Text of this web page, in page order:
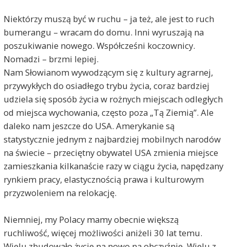
Niektórzy muszą być w ruchu – ja też, ale jest to ruch
bumerangu – wracam do domu. Inni wyruszają na
poszukiwanie nowego. Współcześni koczownicy.
Nomadzi – brzmi lepiej.
Nam Słowianom wywodzącym się z kultury agrarnej,
przywykłych do osiadłego trybu życia, coraz bardziej
udziela się sposób życia w rożnych miejscach odległych
od miejsca wychowania, często poza „Tą Ziemią”. Ale
daleko nam jeszcze do USA. Amerykanie są
statystycznie jednym z najbardziej mobilnych narodów
na świecie – przeciętny obywatel USA zmienia miejsce
zamieszkania kilkanaście razy w ciągu życia, napędzany
rynkiem pracy, elastycznością prawa i kulturowym
przyzwoleniem na relokację.
Niemniej, my Polacy mamy obecnie większą
ruchliwość, więcej możliwości aniżeli 30 lat temu.